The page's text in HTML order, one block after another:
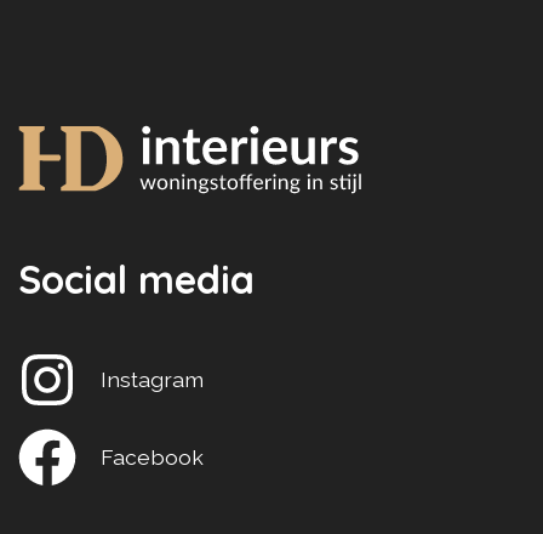
Social media
Instagram
Facebook